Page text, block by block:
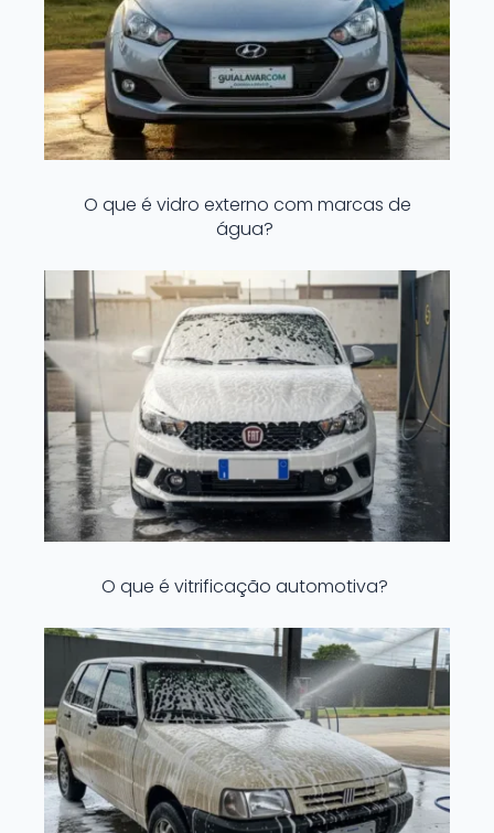
O que é vidro externo com marcas de
água?
O que é vitrificação automotiva?